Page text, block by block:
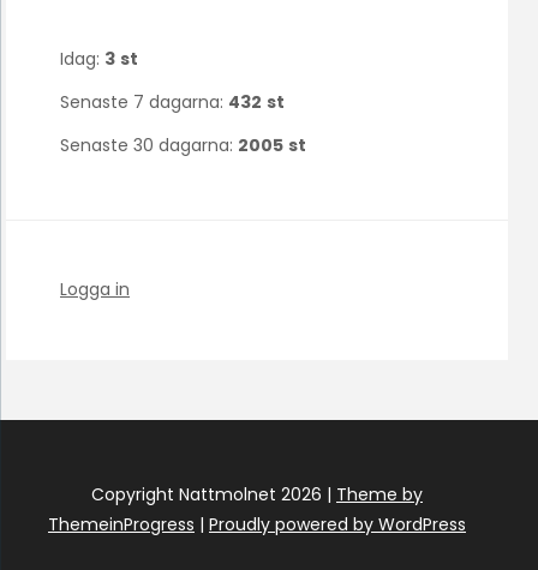
Idag: 3 st
Senaste 7 dagarna: 432 st
Senaste 30 dagarna: 2005 st
Logga in
Copyright Nattmolnet 2026 | Theme by
ThemeinProgress | Proudly powered by WordPress